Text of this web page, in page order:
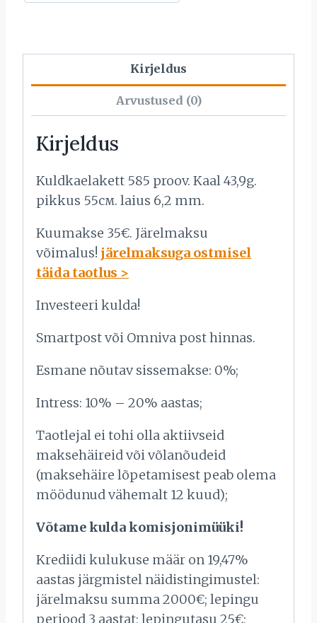
Kirjeldus
Arvustused (0)
Kirjeldus
Kuldkaelakett 585 proov. Kaal 43,9g.
pikkus 55см. laius 6,2 mm.
Kuumakse 35€. Järelmaksu
võimalus! järelmaksuga ostmisel
täida taotlus >
Investeeri kulda!
Smartpost või Omniva post hinnas.
Esmane nõutav sissemakse: 0%;
Intress: 10% – 20% aastas;
Taotlejal ei tohi olla aktiivseid
maksehäireid või võlanõudeid
(maksehäire lõpetamisest peab olema
möödunud vähemalt 12 kuud);
Võtame kulda komisjonimüüki!
Krediidi kulukuse määr on 19,47%
aastas järgmistel näidistingimustel:
järelmaksu summa 2000€; lepingu
periood 3 aastat; lepingutasu 25€;